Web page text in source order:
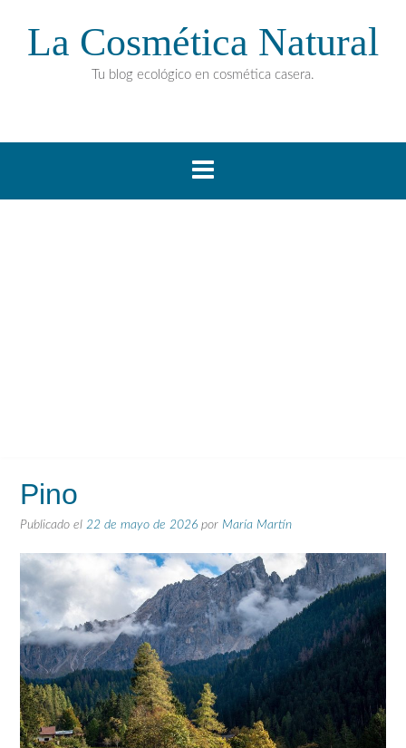
La Cosmética Natural
Tu blog ecológico en cosmética casera.
Pino
Publicado el 22 de mayo de 2026 por María Martín